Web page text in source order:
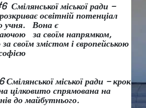
міської ради –
освітній потенціал
учня.
Вона є
за своїм напрямком,
своїм змістом і європейською
міської ради – крок
цілковито спрямована на
до майбутнього.